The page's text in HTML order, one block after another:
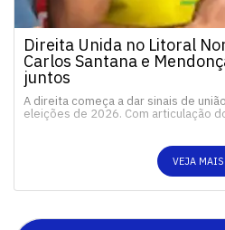
Direita Unida no Litoral
Carlos Santana e
juntos
A direita começa a dar sinais de
eleições de 2026. Com articulação
VEJA MAIS